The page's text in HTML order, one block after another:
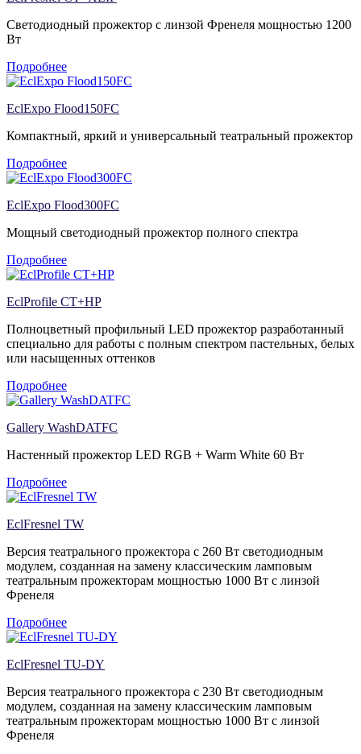
Светодиодный прожектор с линзой Френеля мощностью 1200
Вт
Подробнее
EclExpo Flood150FC
Компактный, яркий и универсальный театральный прожектор
Подробнее
EclExpo Flood300FC
Мощный светодиодный прожектор полного спектра
Подробнее
EclProfile CT+HP
Полноцветный профильный LED прожектор разработанный
специально для работы с полным спектром пастельных, белых
или насыщенных оттенков
Подробнее
Gallery WashDATFC
Настенный прожектор LED RGB + Warm White 60 Вт
Подробнее
EclFresnel TW
Версия театрального прожектора c 260 Вт светодиодным
модулем, созданная на замену классическим ламповым
театральным прожекторам мощностью 1000 Вт с линзой
Френеля
Подробнее
EclFresnel TU-DY
Версия театрального прожектора c 230 Вт светодиодным
модулем, созданная на замену классическим ламповым
театральным прожекторам мощностью 1000 Вт с линзой
Френеля